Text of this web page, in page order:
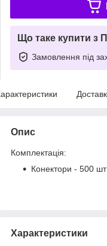
Що таке купити з
Замовлення під
Опис
Комплектація:
Конектори - 500 шт
Характеристики